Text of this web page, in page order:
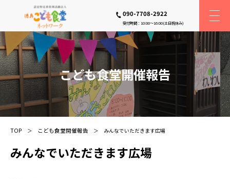
090-7708-2922
受付時間：10:00〜16:00(土日祝休み)
こども食堂開催報告
TOP こども食堂開催報告 みんなでいただきます広場
みんなでいただきます広場